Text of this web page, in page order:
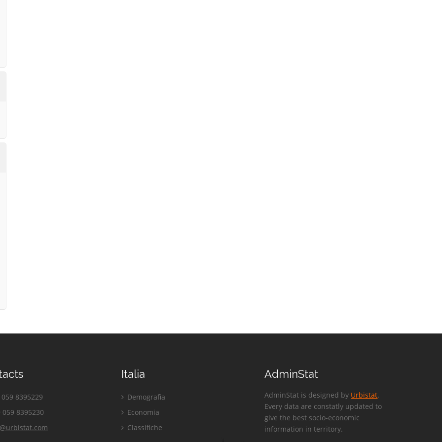
059 8395229
059 8395230
Italia
Demografia
Economia
Classifiche
AdminStat
AdminStat is designed by Urbistat.
Every data are constatly updated to
give the best socio-economic
information in territory.